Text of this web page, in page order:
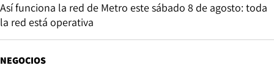
Así funciona la red de Metro este sábado 8 de agosto: toda
la red está operativa
NEGOCIOS